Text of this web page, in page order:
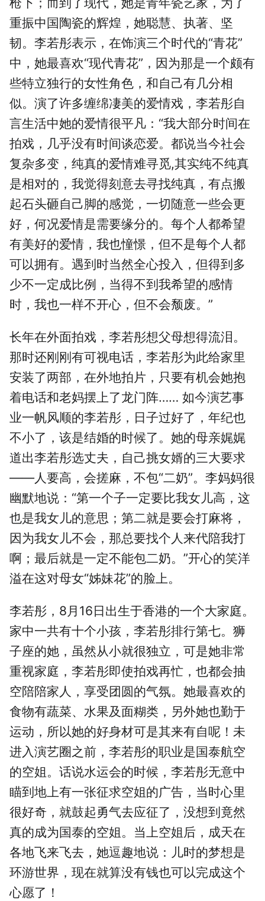
重振中国陶瓷的辉煌，她聪慧、执著、坚
韧。李若彤表示，在饰演三个时代的“青花”
中，她最喜欢“现代青花”，因为那是一个颇有
些特立独行的女性角色，和自己有几分相
似。演了许多缠绵凄美的爱情戏，李若彤自
言生活中她的爱情很平凡：“我大部分时间在
拍戏，几乎没有时间谈恋爱。都说当今社会
复杂多变，纯真的爱情难寻觅,其实纯不纯真
是相对的，我觉得刻意去寻找纯真，有点搬
起石头砸自己脚的感觉，一切随意一些会更
好，何况爱情是需要缘分的。每个人都希望
有美好的爱情，我也憧憬，但不是每个人都
可以拥有。遇到时当然全心投入，但得到多
少不一定成比例，当得不到我希望的感情
时，我也一样不开心，但不会颓废。”
长年在外面拍戏，李若彤想父母想得流泪。
那时还刚刚有可视电话，李若彤为此给家里
安装了两部，在外地拍片，只要有机会她抱
着电话和老妈摆上了龙门阵…… 如今演艺事
业一帆风顺的李若彤，日子过好了，年纪也
不小了，该是结婚的时候了。她的母亲娓娓
道出李若彤选丈夫，自己挑女婿的三大要求
——人要高，会搓麻，不包“二奶”。李妈妈很
幽默地说：“第一个子一定要比我女儿高，这
也是我女儿的意思；第二就是要会打麻将，
因为我女儿不会，那总要找个人来代陪我打
啊；最后就是一定不能包二奶。”开心的笑洋
溢在这对母女“姊妹花”的脸上。
李若彤，8月16日出生于香港的一个大家庭。
家中一共有十个小孩，李若彤排行第七。狮
子座的她，虽然从小就很独立，可是她非常
重视家庭，李若彤即使拍戏再忙，也都会抽
空陪陪家人，享受团圆的气氛。她最喜欢的
食物有蔬菜、水果及面糊类，另外她也勤于
运动，所以她的好身材可是其来有自呢！未
进入演艺圈之前，李若彤的职业是国泰航空
的空姐。话说水运会的时候，李若彤无意中
瞄到地上有一张征求空姐的广告，当时心里
很好奇，就鼓起勇气去应征了，没想到竟然
真的成为国泰的空姐。当上空姐后，成天在
各地飞来飞去，她逗趣地说：儿时的梦想是
环游世界，现在就算没有钱也可以完成这个
心愿了！